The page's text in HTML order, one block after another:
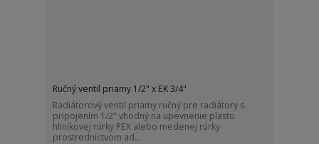
Ručný ventil priamy 1/2" x EK 3/4"
Radiátorový ventil priamy ručný pre radiátory s
pripojením 1/2" vhodný na upevnenie plasto
hliníkovej rúrky PEX alebo medenej rúrky
prostredníctvom ad...